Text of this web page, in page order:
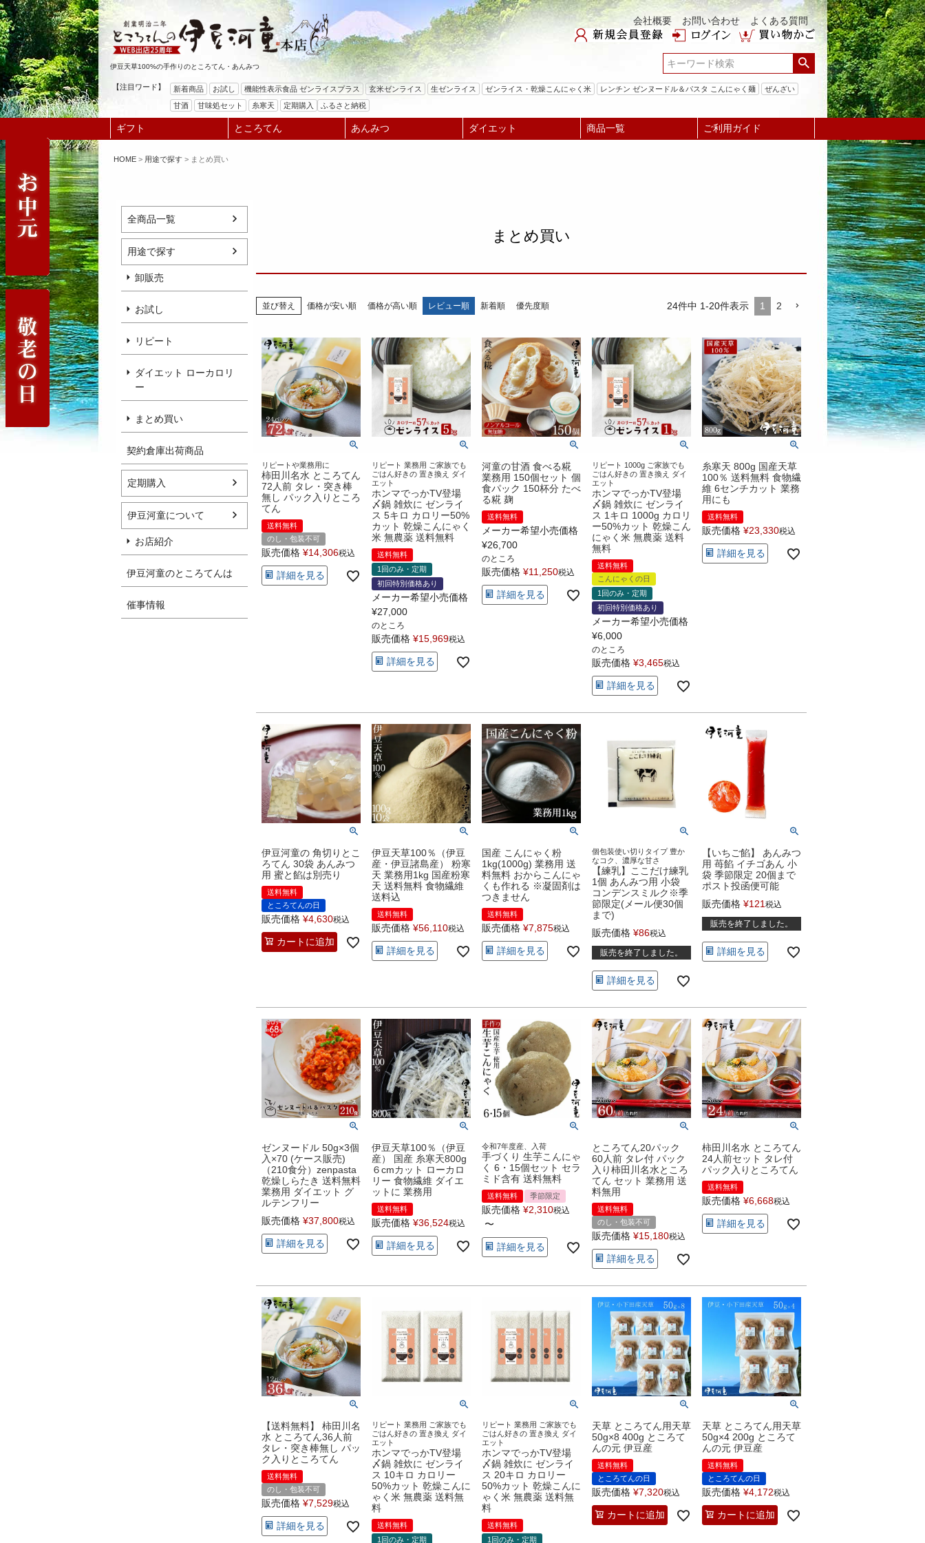
伊豆天草100%の手作りのところてん・あんみつ
会社概要 お問い合わせ よくある質問
検索
【注目ワード】 新着商品 お試し 機能性表示食品 ゼンライスプラス 玄米ゼンライス 生ゼンライス ゼンライス・乾燥こんにゃく米 レンチン ゼンヌードル＆パスタ こんにゃく麺
ぜんざい
甘酒
甘味処セット 糸寒天 定期購入 ふるさと納税
ギフト ところてん あんみつ ダイエット 商品一覧 ご利用ガイド
HOME 用途で探す まとめ買い
全商品一覧
用途で探す
卸販売
お試し
リピート
ダイエット ローカロリ
ー
まとめ買い
契約倉庫出荷商品
定期購入
伊豆河童について
お店紹介
伊豆河童のところてんは
催事情報
まとめ買い
並び替え 価格が安い順 価格が高い順 レビュー順 新着順 優先度順 24件中 1-20件表示 1 2
リピートや業務用に
柿田川名水 ところてん
72人前 タレ・突き棒
無し パック入りところ
てん
送料無料
のし・包装不可
販売価格 ¥14,306税込
詳細を見る
リピート 業務用 ご家族でも
ごはん好きの 置き換え ダイ
エット
ホンマでっかTV登場
〆鍋 雑炊に ゼンライ
ス 5キロ カロリー50%
カット 乾燥こんにゃく
米 無農薬 送料無料
送料無料
1回のみ・定期
初回特別価格あり
メーカー希望小売価格
¥27,000
のところ
販売価格 ¥15,969税込
詳細を見る
河童の甘酒 食べる糀
業務用 150個セット 個
食パック 150杯分 たべ
る糀 麹
送料無料
メーカー希望小売価格
¥26,700
のところ
販売価格 ¥11,250税込
詳細を見る
リピート 1000g ご家族でも
ごはん好きの 置き換え ダイ
エット
ホンマでっかTV登場
〆鍋 雑炊に ゼンライ
ス 1キロ 1000g カロリ
ー50%カット 乾燥こん
にゃく米 無農薬 送料
無料
送料無料
こんにゃくの日
1回のみ・定期
初回特別価格あり
メーカー希望小売価格
¥6,000
のところ
販売価格 ¥3,465税込
詳細を見る
糸寒天 800g 国産天草
100％ 送料無料 食物繊
維 6センチカット 業務
用にも
送料無料
販売価格 ¥23,330税込
詳細を見る
伊豆河童の 角切りとこ
ろてん 30袋 あんみつ
用 蜜と餡は別売り
送料無料
ところてんの日
販売価格 ¥4,630税込
カートに追加
伊豆天草100％（伊豆
産・伊豆諸島産） 粉寒
天 業務用1kg 国産粉寒
天 送料無料 食物繊維
送料込
送料無料
販売価格 ¥56,110税込
詳細を見る
国産 こんにゃく粉
1kg(1000g) 業務用 送
料無料 おからこんにゃ
くも作れる ※凝固剤は
つきません
送料無料
販売価格 ¥7,875税込
詳細を見る
個包装使い切りタイプ 豊か
なコク、濃厚な甘さ
【練乳】ここだけ練乳
1個 あんみつ用 小袋
コンデンスミルク※季
節限定(メール便30個
まで)
販売価格 ¥86税込
販売を終了しました。
詳細を見る
【いちご餡】 あんみつ
用 苺餡 イチゴあん 小
袋 季節限定 20個まで
ポスト投函便可能
販売価格 ¥121税込
販売を終了しました。
詳細を見る
ゼンヌードル 50g×3個
入×70 (ケース販売)
（210食分）zenpasta
乾燥しらたき 送料無料
業務用 ダイエット グ
ルテンフリー
販売価格 ¥37,800税込
詳細を見る
伊豆天草100％（伊豆
産） 国産 糸寒天800g
６cmカット ローカロ
リー 食物繊維 ダイエ
ットに 業務用
送料無料
販売価格 ¥36,524税込
詳細を見る
令和7年度産、入荷
手づくり 生芋こんにゃ
く 6・15個セット セラ
ミド含有 送料無料
送料無料 季節限定
販売価格 ¥2,310税込
〜
詳細を見る
ところてん20パック
60人前 タレ付 パック
入り柿田川名水ところ
てん セット 業務用 送
料無用
送料無料
のし・包装不可
販売価格 ¥15,180税込
詳細を見る
柿田川名水 ところてん
24人前セット タレ付
パック入りところてん
送料無料
販売価格 ¥6,668税込
詳細を見る
【送料無料】 柿田川名
水 ところてん36人前
タレ・突き棒無し パッ
ク入りところてん
送料無料
のし・包装不可
販売価格 ¥7,529税込
詳細を見る
リピート 業務用 ご家族でも
ごはん好きの 置き換え ダイ
エット
ホンマでっかTV登場
〆鍋 雑炊に ゼンライ
ス 10キロ カロリー
50%カット 乾燥こんに
ゃく米 無農薬 送料無
料
送料無料
1回のみ・定期
リピート 業務用 ご家族でも
ごはん好きの 置き換え ダイ
エット
ホンマでっかTV登場
〆鍋 雑炊に ゼンライ
ス 20キロ カロリー
50%カット 乾燥こんに
ゃく米 無農薬 送料無
料
送料無料
1回のみ・定期
天草 ところてん用天草
50g×8 400g ところて
んの元 伊豆産
送料無料
ところてんの日
販売価格 ¥7,320税込
カートに追加
天草 ところてん用天草
50g×4 200g ところて
んの元 伊豆産
送料無料
ところてんの日
販売価格 ¥4,172税込
カートに追加